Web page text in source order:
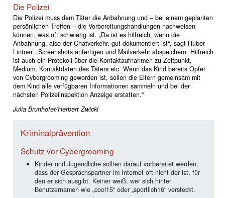
Die Polizei
Die Polizei muss dem Täter die Anbahnung und – bei einem geplanten
persönlichen Treffen – die Vorbereitungshandlungen nachweisen
können, was oft schwierig ist. „Da ist es hilfreich, wenn die
Anbahnung, also der Chatverkehr, gut dokumentiert ist“, sagt Huber-
Lintner. „Screenshots anfertigen und Mailverkehr abspeichern. Hilfreich
ist auch ein Protokoll über die Kontaktaufnahmen zu Zeitpunkt,
Medium, Kontaktdaten des Täters etc. Wenn das Kind bereits Opfer
von Cybergrooming geworden ist, sollen die Eltern gemeinsam mit
dem Kind alle verfügbaren Informationen sammeln und bei der
nächsten Polizeiinspektion Anzeige erstatten.“
Julia Brunhofer/Herbert Zwickl
Kriminalprävention
Schutz vor Cybergrooming
Kinder und Jugendliche sollten darauf vorbereitet werden,
dass der Gesprächspartner im Internet oft nicht der ist, für
den er sich ausgibt. Keiner weiß, wer sich hinter
Benutzernamen wie „cool15“ oder „sportlich16“ versteckt.